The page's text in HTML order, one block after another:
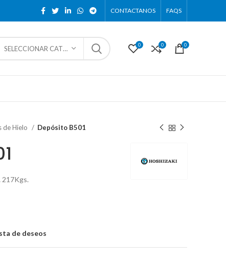
CONTACTANOS FAQS
SELECCIONAR CATEGORÍA 0 0 0
de Hielo Depósito B501
217Kgs.
de deseos